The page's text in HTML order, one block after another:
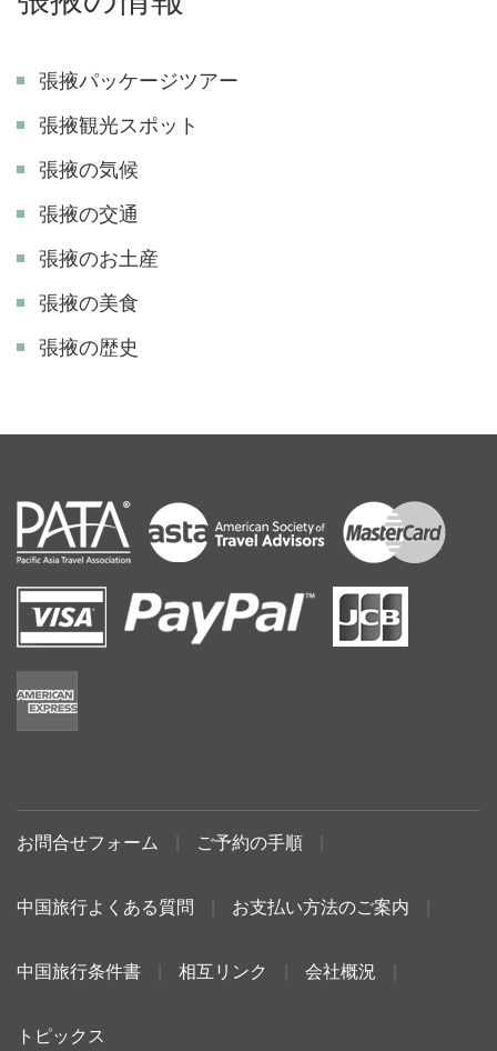
張掖パッケージツアー
張掖観光スポット
張掖の気候
張掖の交通
張掖のお土産
張掖の美食
張掖の歴史
お問合せフォーム ご予約の手順
中国旅行よくある質問 お支払い方法のご案内
中国旅行条件書 相互リンク 会社概況
トピックス